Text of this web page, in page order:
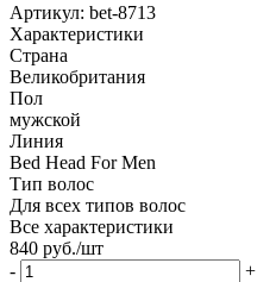
Артикул: bet-8713
Характеристики
Страна
Великобритания
Пол
мужской
Линия
Bed Head For Men
Тип волос
Для всех типов волос
Все характеристики
840 руб./шт
-
+